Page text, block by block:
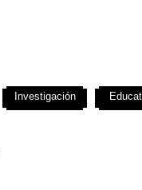
Investigación